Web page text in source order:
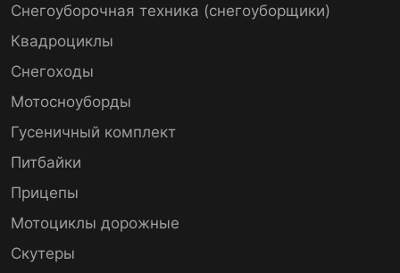
Снегоуборочная техника (снегоуборщики)
Квадроциклы
Снегоходы
Мотосноуборды
Гусеничный комплект
Питбайки
Прицепы
Мотоциклы дорожные
Скутеры